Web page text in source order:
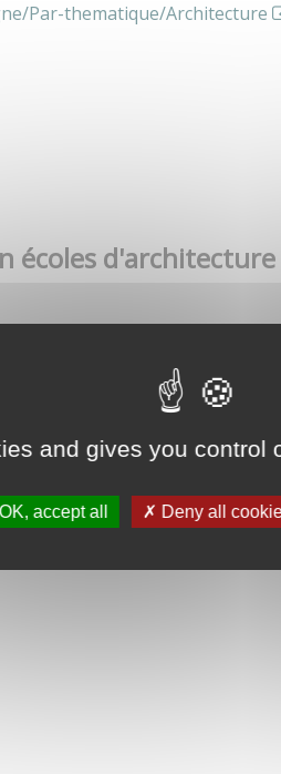
and gives you control
OK, accept all Deny all
Par-thematique/Architecture
écoles d'architecture